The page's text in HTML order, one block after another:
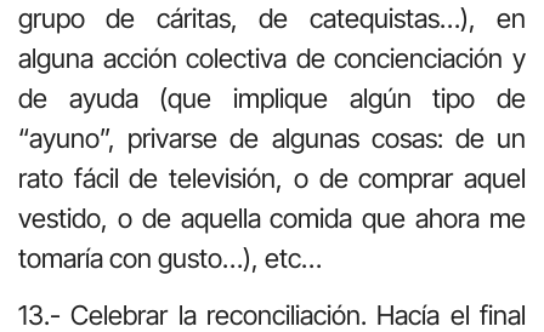
grupo de cáritas, de catequistas…), en
alguna acción colectiva de concienciación y
de ayuda (que implique algún tipo de
“ayuno”, privarse de algunas cosas: de un
rato fácil de televisión, o de comprar aquel
vestido, o de aquella comida que ahora me
tomaría con gusto…), etc…
13.- Celebrar la reconciliación. Hacía el final